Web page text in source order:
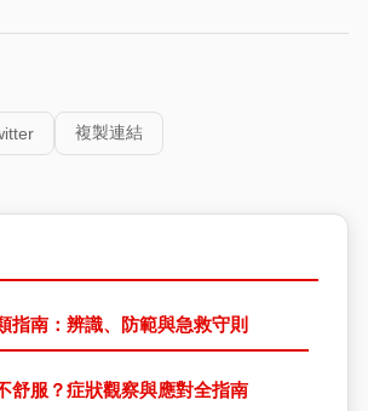
複製連結
指南：辨識、防範與急救守則
舒服？症狀觀察與應對全指南